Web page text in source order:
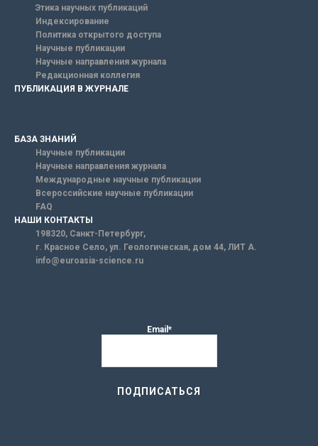
Этика научных публикаций
Индексирование
Политика открытого доступа
Научные публикации
Научные направления журнала
Редакционная коллегия
ПУБЛИКАЦИЯ В ЖУРНАЛЕ
БАЗА ЗНАНИЙ
Научные публикации
Научные направления журнала
Международные научные публикации
Всероссийские научные публикации
FAQ
НАШИ КОНТАКТЫ
198320, Санкт-Петербург,
г. Красное Село, ул. Геологическая, дом 44, ЛИТ А.
info@euroasia-science.ru
Email*